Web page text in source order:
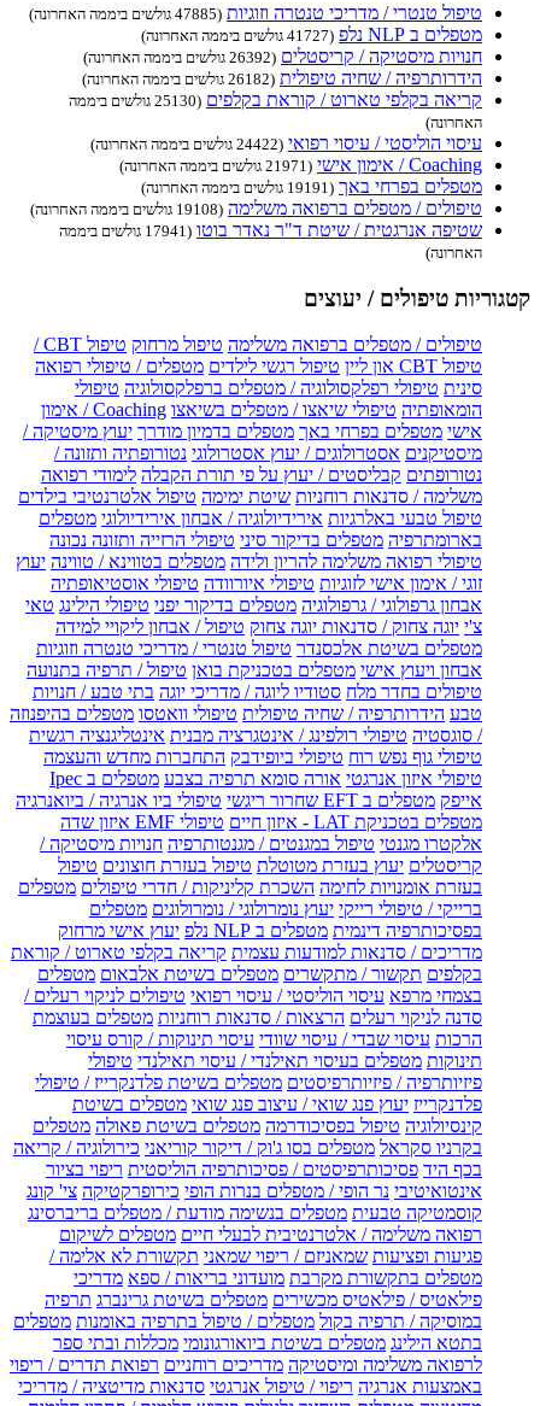
טיפול טנטרי / מדריכי טנטרה וזוגיות (47885 גולשים ביממה האחרונה)
מטפלים ב NLP נלפ (41727 גולשים ביממה האחרונה)
חנויות מיסטיקה / קריסטלים (26392 גולשים ביממה האחרונה)
הידרותרפיה / שחיה טיפולית (26182 גולשים ביממה האחרונה)
קריאה בקלפי טארוט / קוראת בקלפים
(25130 גולשים ביממה
האחרונה)
עיסוי הוליסטי / עיסוי רפואי (24422 גולשים ביממה האחרונה)
Coaching / אימון אישי (21971 גולשים ביממה האחרונה)
מטפלים בפרחי באך (19191 גולשים ביממה האחרונה)
טיפולים / מטפלים ברפואה משלימה (19108 גולשים ביממה האחרונה)
שטיפה אנרגטית / שיטת ד"ר נאדר בוטו
(17941 גולשים ביממה
האחרונה)
קטגוריות טיפולים / יעוצים
טיפולים / מטפלים ברפואה משלימה טיפול מרחוק
טיפול CBT /
טיפול CBT און ליין
טיפול רגשי לילדים מטפלים / טיפולי רפואה
סינית טיפולי רפלקסולוגיה / מטפלים ברפלקסולוגיה טיפולי
הומאופתיה טיפולי שיאצו / מטפלים בשיאצו
Coaching / אימון
אישי מטפלים בפרחי באך מטפלים בדמיון מודרך יעוץ מיסטיקה /
מיסטיקנים אסטרולוגים / יעוץ אסטרולוגי נטורופתיה ותזונה /
נטורופתים קבליסטים / יעוץ על פי תורת הקבלה לימודי רפואה
משלימה / סדנאות רוחניות שיטת ימימה טיפול אלטרנטיבי בילדים
טיפול טבעי באלרגיות אירידיולוגיה / אבחון אירידיולוגי מטפלים
בארומתרפיה מטפלים בדיקור סיני טיפולי הרזייה ותזונה נכונה
טיפולי רפואה משלימה להריון ולידה מטפלים בטווינא / טווינה יעוץ
זוגי / אימון אישי לזוגיות טיפולי איורוודה טיפולי אוסטיאופתיה
אבחון גרפולוגי / גרפולוגיה מטפלים בדיקור יפני טיפולי הילינג טאי
צ'י יוגה צחוק / סדנאות יוגה צחוק טיפול / אבחון ליקויי למידה
מטפלים בשיטת אלכסנדר טיפול טנטרי / מדריכי טנטרה וזוגיות
אבחון ויעוץ אישי מטפלים בטכניקת בואן טיפול / תרפיה בתנועה
טיפולים בחדר מלח סטודיו ליוגה / מדריכי יוגה בתי טבע / חנויות
טבע הידרותרפיה / שחיה טיפולית טיפולי וואטסו מטפלים בהיפנוזה
/ סוגסטיה טיפולי רולפינג / אינטגרציה מבנית אינטליגנציה רגשית
טיפולי גוף נפש רוח טיפולי ביופידבק התחברות מחדש והעצמה
טיפולי איזון אנרגטי אורה סומא תרפיה בצבע
מטפלים ב Ipec
אייפק מטפלים ב EFT שחרור ריגשי
טיפולי ביו אנרגיה / ביואנרגיה
מטפלים בטכניקת LAT - איזון חיים
טיפולי EMF איזון שדה
אלקטרו מגנטי טיפול במגנטים / מגנטותרפיה חנויות מיסטיקה /
קריסטלים יעוץ בעזרת מטוטלת טיפול בעזרת חוצונים טיפול
בעזרת אומנויות לחימה השכרת קליניקות / חדרי טיפולים מטפלים
ברייקי / טיפולי רייקי יעוץ נומרולוגי / נומרולוגים מטפלים
בפסיכותרפיה דינמית מטפלים ב NLP נלפ
יעוץ אישי מרחוק
מדריכים / סדנאות למודעות עצמית קריאה בקלפי טארוט / קוראת
בקלפים תקשור / מתקשרים מטפלים בשיטת אלבאום מטפלים
בצמחי מרפא עיסוי הוליסטי / עיסוי רפואי טיפולים לניקוי רעלים /
סדנה לניקוי רעלים הרצאות / סדנאות רוחניות מטפלים בעוצמת
הרכות עיסוי שבדי / עיסוי שוודי עיסוי תינוקות / קורס עיסוי
תינוקות מטפלים בעיסוי תאילנדי / עיסוי תאילנדי טיפולי
פיזיותרפיה / פיזיותרפיסטים מטפלים בשיטת פלדנקרייז / טיפולי
פלדנקרייז יעוץ פנג שואי / עיצוב פנג שואי מטפלים בשיטת
קינסיולוגיה טיפול בפסיכודרמה מטפלים בשיטת פאולה מטפלים
בקרניו סקראל מטפלים בסו ג'וק / דיקור קוריאני כירולוגיה / קריאה
בכף היד פסיכותרפיסטים / פסיכותרפיה הוליסטית ריפוי בציור
אינטואיטיבי נר הופי / מטפלים בנרות הופי כירופרקטיקה צי' קונג
קוסמטיקה טבעית מטפלים בנשימה מודעת / מטפלים בריברסינג
רפואה משלימה / אלטרנטיבית לבעלי חיים מטפלים לשיקום
פגיעות ופציעות שמאניזם / ריפוי שמאני תקשורת לא אלימה /
מטפלים בתקשורת מקרבת מועדוני בריאות / ספא מדריכי
פילאטיס / פילאטיס מכשירים מטפלים בשיטת גרינברג תרפיה
במוסיקה / תרפיה בקול מטפלים / טיפול בתרפיה באומנות מטפלים
בתטא הילינג מטפלים בשיטת ביואורגונומי מכללות ובתי ספר
לרפואה משלימה ומיסטיקה מדריכים רוחניים רפואת תדרים / ריפוי
באמצעות אנרגיה ריפוי / טיפול אנרגטי סדנאות מדיטציה / מדריכי